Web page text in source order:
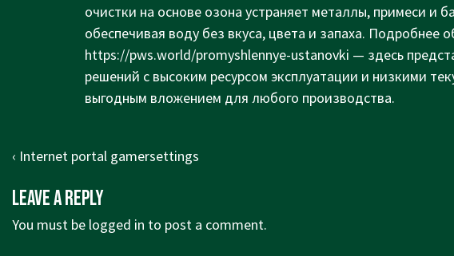
очистки на основе озона устраняет металлы, примеси и
обеспечивая воду без вкуса, цвета и запаха. Подробнее
https://pws.world/promyshlennye-ustanovki — здесь
решений с высоким ресурсом эксплуатации и низкими
выгодным вложением для любого производства.
Post
Previous
is
‹ Internet portal gamersettings
Leave a Reply
You must be logged in to post a comment.